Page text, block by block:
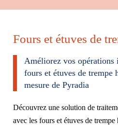
Fours et étuves de
Améliorez vos opérations
fours et étuves de trempe
mesure de Pyradia
Découvrez une solution de
avec les fours et étuves de